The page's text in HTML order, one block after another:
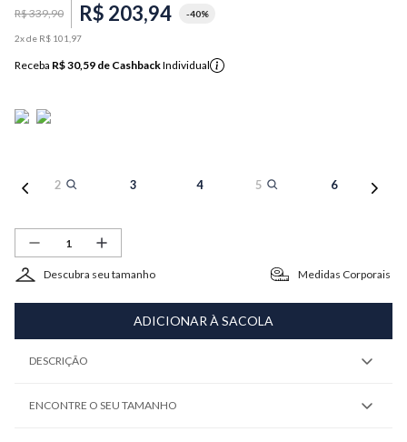
R$339,90 R$ 203,94 -40%
2x de R$ 101 97
Receba R$ 30,59 de CashbackIndividual
2 3 4 5 6
Descubra seu tamanho Medidas Corporais
ADICIONAR À SACOLA
DESCRIÇÃO
ENCONTRE O SEU TAMANHO